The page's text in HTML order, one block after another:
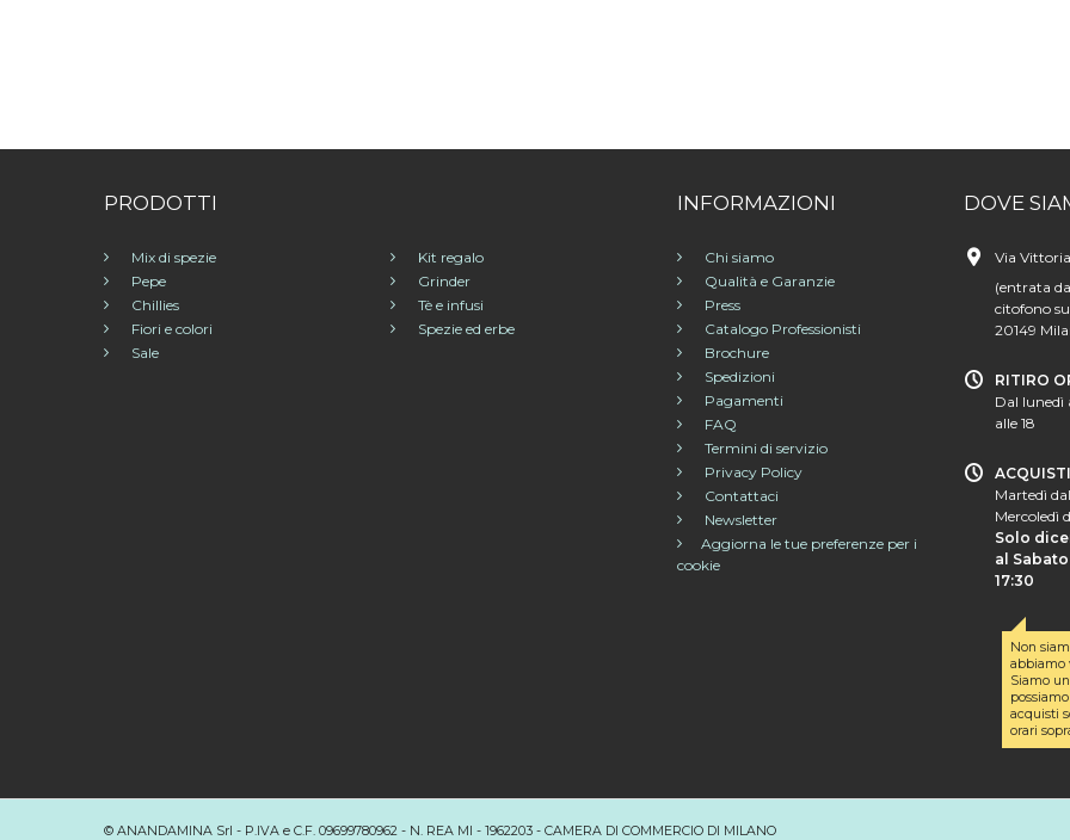
PRODOTTI
Mix di spezie
Pepe
Chillies
Fiori e colori
Sale
Kit regalo
Grinder
Tè e infusi
Spezie ed erbe
INFORMAZIONI
Chi siamo
Qualità e Garanzie
Press
Catalogo Professionisti
Brochure
Spedizioni
Pagamenti
FAQ
Termini di servizio
Privacy Policy
Contattaci
Newsletter
Aggiorna le tue preferenze per i
cookie
DOVE
Via
(entrata
citofono
20149
RITIRO
Dal lunedì
alle 18
Martedì
Mercoledì
Solo
al
17:30
Non
abbiamo
Siamo
acquisti
orari
© ANANDAMINA Srl - P.IVA e C.F. 09699780962 - N. REA MI - 1962203 - CAMERA DI COMMERCIO DI MILANO